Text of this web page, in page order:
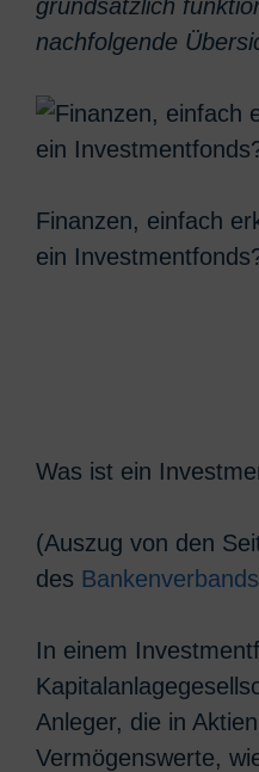
grundsätzlich
nachfolgende
Finanzen, einfach
ein
Was ist ein
(Auszug von den
des Bankenverbands
In einem
Anleger, die in
Vermögenswerte,